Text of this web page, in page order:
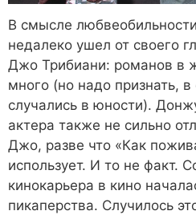
В смысле
недалеко ушел от своего
Джо Трибиани: романов в
много (но надо признать,
случались в юности).
актера также не сильно
Джо, разве что «Как
использует. И то не факт.
кинокарьера в кино
пикаперства. Случилось